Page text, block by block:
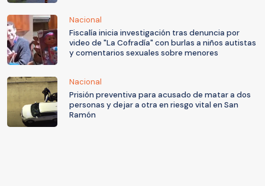
Nacional
Fiscalía inicia investigación tras denuncia por
video de "La Cofradía" con burlas a niños autistas
y comentarios sexuales sobre menores
Nacional
Prisión preventiva para acusado de matar a dos
personas y dejar a otra en riesgo vital en San
Ramón